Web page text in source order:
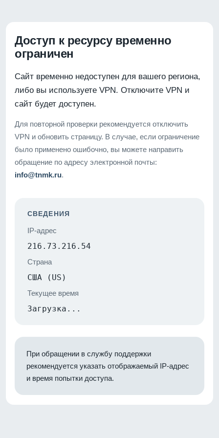
Доступ к ресурсу временно
ограничен
Сайт временно недоступен для вашего региона,
либо вы используете VPN. Отключите VPN и
сайт будет доступен.
Для повторной проверки рекомендуется отключить
VPN и обновить страницу. В случае, если ограничение
было применено ошибочно, вы можете направить
обращение по адресу электронной почты:
info@tnmk.ru.
СВЕДЕНИЯ
IP-адрес
216.73.216.54
Страна
США (US)
Текущее время
Загрузка...
При обращении в службу поддержки
рекомендуется указать отображаемый IP-адрес
и время попытки доступа.